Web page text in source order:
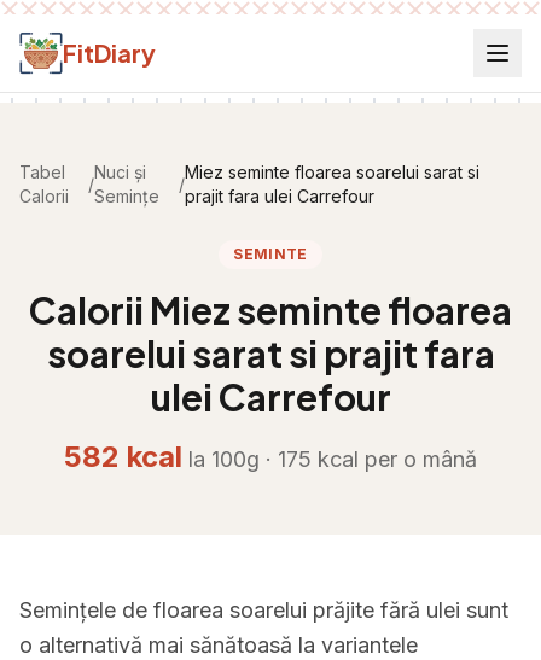
Salt la conținut
FitDiary
Tabel
Calorii
/
Nuci și
Semințe
/
Miez seminte floarea soarelui sarat si
prajit fara ulei Carrefour
SEMINTE
Calorii Miez seminte floarea
soarelui sarat si prajit fara
ulei Carrefour
582 kcal la 100g · 175 kcal per o mână
Semințele de floarea soarelui prăjite fără ulei sunt
o alternativă mai sănătoasă la variantele